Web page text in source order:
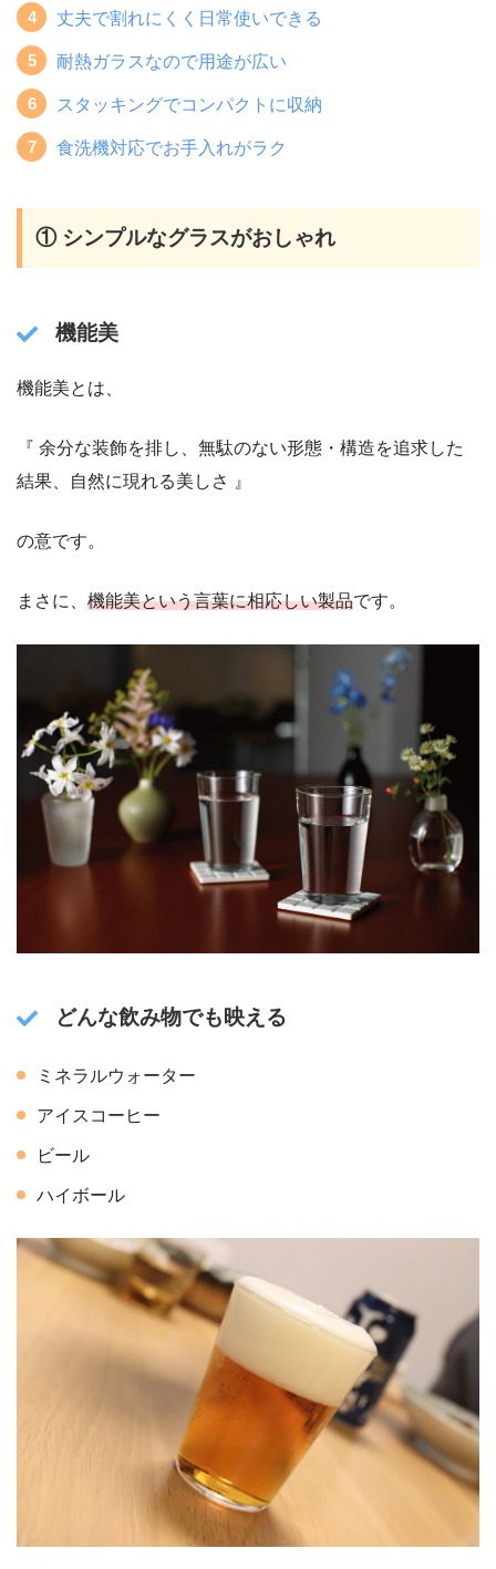
丈夫で割れにくく日常使いできる
耐熱ガラスなので用途が広い
スタッキングでコンパクトに収納
食洗機対応でお手入れがラク
① シンプルなグラスがおしゃれ
機能美
機能美とは、
『 余分な装飾を排し、無駄のない形態・構造を追求した
結果、自然に現れる美しさ 』
の意です。
まさに、 機能美という言葉に相応しい製品です。
どんな飲み物でも映える
ミネラルウォーター
アイスコーヒー
ビール
ハイボール